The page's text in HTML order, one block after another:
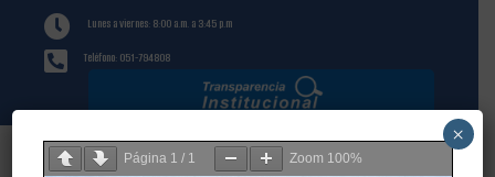
 Lunes a viernes: 8:00 a.m. a 3:45 p.m
 Teléfono: 051-794808
Página 1 / 1 Zoom 100%
×